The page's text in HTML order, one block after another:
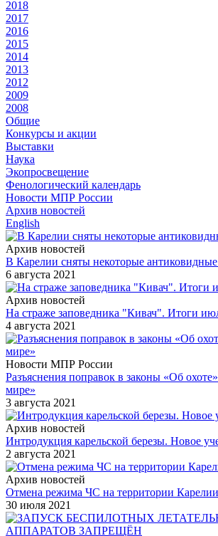
2018
2017
2016
2015
2014
2013
2012
2009
2008
Общие
Конкурсы и акции
Выставки
Наука
Экопросвещение
Фенологический календарь
Новости МПР России
Архив новостей
English
Архив новостей
В Карелии сняты некоторые
6 августа 2021
Архив новостей
На страже заповедника "Кивач". Итоги
4 августа 2021
Новости МПР России
Разъяснения поправок в законы «Об
мире»
3 августа 2021
Архив новостей
Интродукция карельской березы. Новое
2 августа 2021
Архив новостей
Отмена режима ЧС на территории Карелии
30 июля 2021